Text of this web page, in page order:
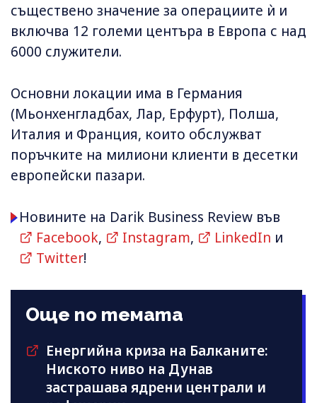
съществено значение за операциите ѝ и
включва 12 големи центъра в Европа с над
6000 служители.
Основни локации има в Германия
(Мьонхенгладбах, Лар, Ерфурт), Полша,
Италия и Франция, които обслужват
поръчките на милиони клиенти в десетки
европейски пазари.
Новините на Darik Business Review във
Facebook, Instagram, LinkedIn и
Twitter!
Още по темата
Енергийна криза на Балканите:
Ниското ниво на Дунав
застрашава ядрени централи и